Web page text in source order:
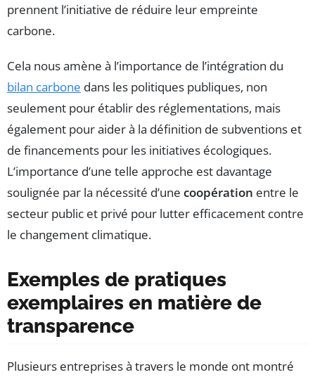
prennent l’initiative de réduire leur empreinte
carbone.
Cela nous amène à l’importance de l’intégration du
bilan carbone dans les politiques publiques, non
seulement pour établir des réglementations, mais
également pour aider à la définition de subventions et
de financements pour les initiatives écologiques.
L’importance d’une telle approche est davantage
soulignée par la nécessité d’une coopération entre le
secteur public et privé pour lutter efficacement contre
le changement climatique.
Exemples de pratiques
exemplaires en matière de
transparence
Plusieurs entreprises à travers le monde ont montré